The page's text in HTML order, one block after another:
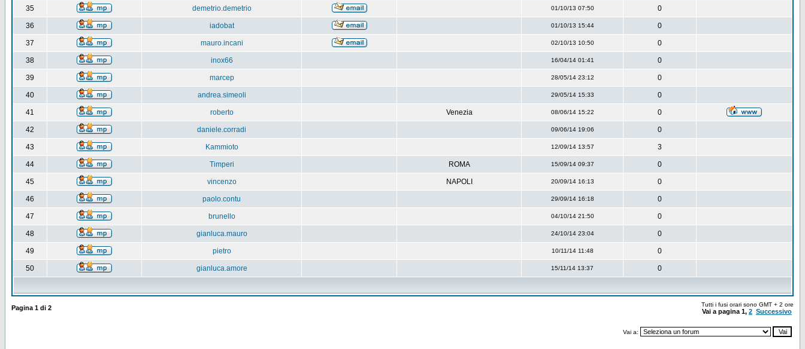
35 demetrio.demetrio 01/10/13 07:50 0
36 iadobat 01/10/13 15:44 0
37 mauro.incani 02/10/13 10:50 0
38 inox66 16/04/14 01:41 0
39 marcep 28/05/14 23:12 0
40 andrea.simeoli 29/05/14 15:33 0
41 roberto Venezia 08/06/14 15:22 0
42 daniele.corradi 09/06/14 19:06 0
43 Kammioto 12/09/14 13:57 3
44 Timperi ROMA 15/09/14 09:37 0
45 vincenzo NAPOLI 20/09/14 16:13 0
46 paolo.contu 29/09/14 16:18 0
47 brunello 04/10/14 21:50 0
48 gianluca.mauro 24/10/14 23:04 0
49 pietro 10/11/14 11:48 0
50 gianluca.amore 15/11/14 13:37 0
Pagina 1 di 2 Tutti i fusi orari sono GMT + 2 ore
Vai a pagina 1, 2 Successivo
Vai a: